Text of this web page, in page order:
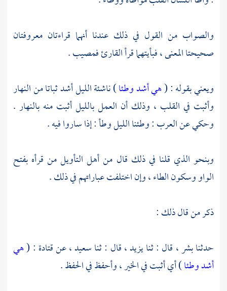
والصواب من القول في ذلك عندنا أنهما قراءتان معروفتان
صحيحتا المعنى ، فبأيتهما قرأ القارئ فمصيب .
ويعني بقوله : (هي أشد وطئا) ناشئة الليل أشد ثباتا من النهار
وأثبت في القلب ، وذلك أن العمل بالليل أثبت منه بالنهار .
وحكي عن العرب : وطئنا الليل وطأ : إذا ساروا فيه .
وبنحو الذي قلنا في ذلك قال من أهل التأويل من قرأه بفتح
الواو وسكون الطاء ، وإن اختلفت عباراتهم في ذلك .
ذكر من قال ذلك :
حدثنابشر ، قال : ثنايزيد ،قال : ثناسعيد ،عنقتادة : (هي
أشد وطئا) أي أثبت في الخير ، وأحفظ في الحفظ .